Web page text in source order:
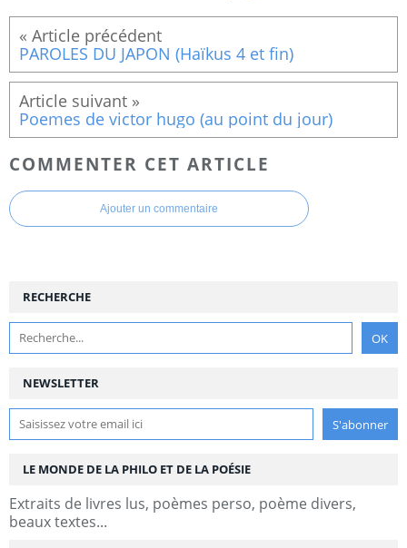
PAROLES DU JAPON (Haïkus 4 et fin)
Poemes de victor hugo (au point du jour)
COMMENTER CET ARTICLE
Ajouter un commentaire
NEWSLETTER
RECHERCHE
LE MONDE DE LA PHILO ET DE LA POÉSIE
Extraits de livres lus, poèmes perso, poème divers,
beaux textes...